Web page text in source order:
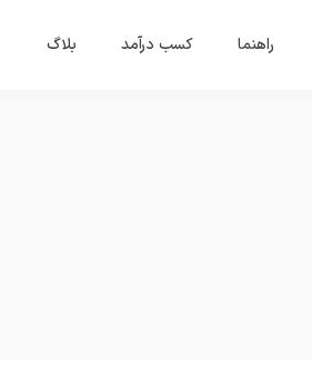
راهنما کسب درآمد بلاگ